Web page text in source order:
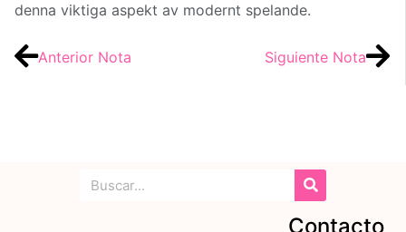
denna viktiga aspekt av modernt spelande.
Anterior Nota Siguiente Nota
Contacto